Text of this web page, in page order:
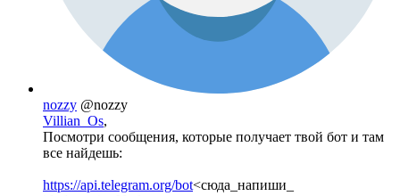
nozzy @nozzy
Villian_Os,
Посмотри сообщения, которые получает твой бот и там
все найдешь:
https://api.telegram.org/bot<сюда_напиши_